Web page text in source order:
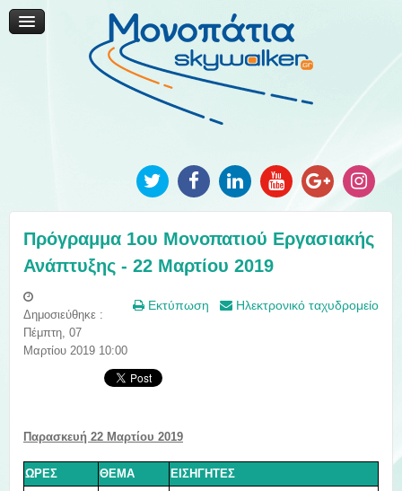
Μονοπάτια Καινοτομίας
Μονοπάτια Τοπικής Ανάπτυξης
Ανακοινώσεις
Φωτογραφίες
Πρόγραμμα 1ου Μονοπατιού Εργασιακής
Ανάπτυξης - 22 Μαρτίου 2019
Εκτύπωση Ηλεκτρονικό ταχυδρομείο
Δημοσιεύθηκε :
Πέμπτη, 07
Μαρτίου 2019 10:00
Παρασκευή 22 Μαρτίου 2019
ΩΡΕΣ ΘΕΜΑ ΕΙΣΗΓΗΤΕΣ